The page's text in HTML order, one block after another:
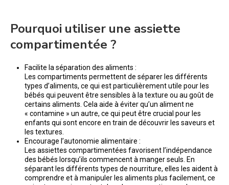
Pourquoi utiliser une assiette
compartimentée ?
Facilite la séparation des aliments :
Les compartiments permettent de séparer les différents
types d’aliments, ce qui est particulièrement utile pour les
bébés qui peuvent être sensibles à la texture ou au goût de
certains aliments. Cela aide à éviter qu’un aliment ne
« contamine » un autre, ce qui peut être crucial pour les
enfants qui sont encore en train de découvrir les saveurs et
les textures.
Encourage l’autonomie alimentaire :
Les assiettes compartimentées favorisent l’indépendance
des bébés lorsqu’ils commencent à manger seuls. En
séparant les différents types de nourriture, elles les aident à
comprendre et à manipuler les aliments plus facilement, ce